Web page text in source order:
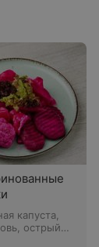
капуста,
острый